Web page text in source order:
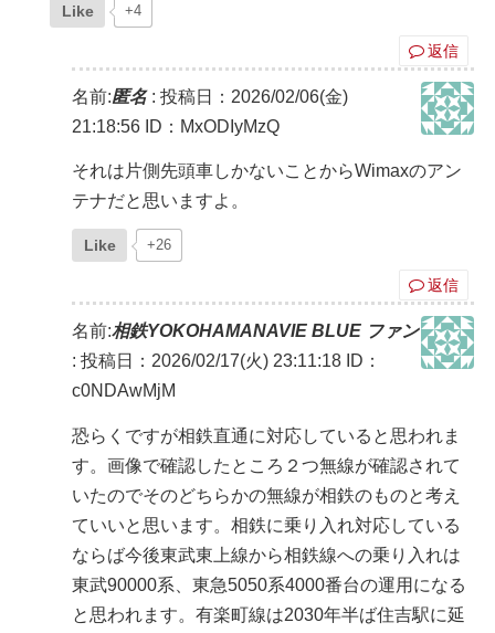
Like +4
返信
名前:匿名: 投稿日：2026/02/06(金)
21:18:56 ID：MxODIyMzQ
それは片側先頭車しかないことからWimaxのアン
テナだと思いますよ。
Like +26
返信
名前:相鉄YOKOHAMANAVIE BLUE ファン
: 投稿日：2026/02/17(火) 23:11:18 ID：
c0NDAwMjM
恐らくですが相鉄直通に対応していると思われま
す。画像で確認したところ２つ無線が確認されて
いたのでそのどちらかの無線が相鉄のものと考え
ていいと思います。相鉄に乗り入れ対応している
ならば今後東武東上線から相鉄線への乗り入れは
東武90000系、東急5050系4000番台の運用になる
と思われます。有楽町線は2030年半ば住吉駅に延